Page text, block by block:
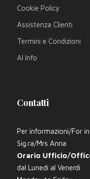
Cookie Policy
Assistenza Clienti
Termini e Condizioni
AI Info
Contatti
Per informazioni/For
Sig.ra/Mrs Anna
Orario Ufficio/
dal Lunedi al Venerdi